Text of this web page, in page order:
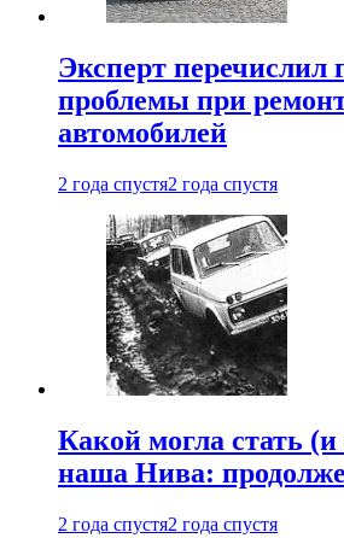
Эксперт перечислил
проблемы при
автомобилей
2 года спустя2 года спустя
Какой могла стать (и
наша Нива:
2 года спустя2 года спустя